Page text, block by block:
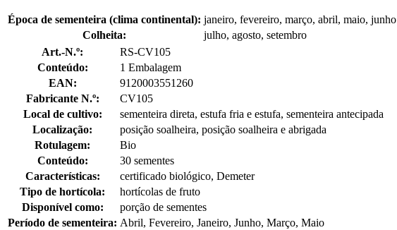
Época de sementeira (clima continental): janeiro, fevereiro, março, abril, maio, junho
Colheita:
julho, agosto, setembro
Art.-N.º:
RS-CV105
Conteúdo:
1 Embalagem
EAN:
9120003551260
Fabricante N.º:
CV105
Local de cultivo:
sementeira direta, estufa fria e estufa, sementeira antecipada
Localização:
posição soalheira, posição soalheira e abrigada
Rotulagem:
Bio
Conteúdo:
30 sementes
Características:
certificado biológico, Demeter
Tipo de hortícola:
hortícolas de fruto
Disponível como:
porção de sementes
Período de sementeira: Abril, Fevereiro, Janeiro, Junho, Março, Maio